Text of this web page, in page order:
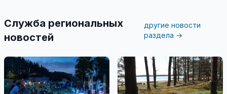
Служба региональных
новостей
другие новости
раздела →